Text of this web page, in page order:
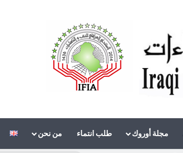
مجلة أوروك طلب انتماء من نحن